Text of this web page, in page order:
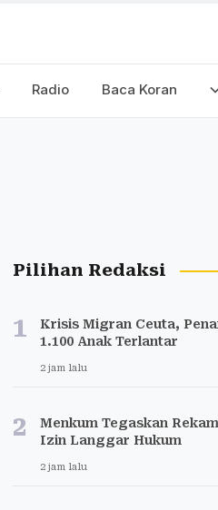
Radio Baca Koran
Pilihan Redaksi
1
Krisis Migran Ceuta,
1.100 Anak Terlantar
2 jam lalu
2
Menkum Tegaskan
Izin Langgar Hukum
2 jam lalu